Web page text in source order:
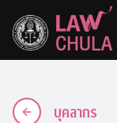
content
บุคลากร